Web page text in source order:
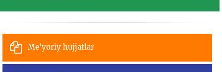
Me'yoriy hujjatlar